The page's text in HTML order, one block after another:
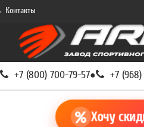
Контакты
+7 (800) 700-79-57● +7
Хочу